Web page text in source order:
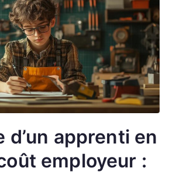
d’un apprenti en
employeur :